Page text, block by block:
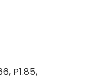
P1.85,